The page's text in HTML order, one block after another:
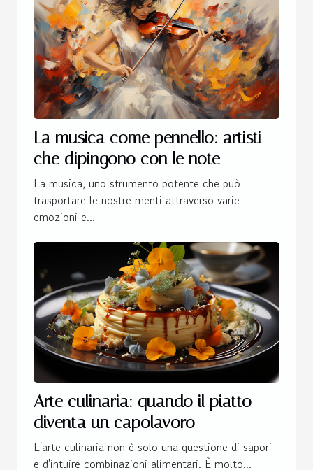
La musica come pennello: artisti
che dipingono con le note
La musica, uno strumento potente che può
trasportare le nostre menti attraverso varie
emozioni e...
Arte culinaria: quando il piatto
diventa un capolavoro
L'arte culinaria non è solo una questione di sapori
e d'intuire combinazioni alimentari. È molto...